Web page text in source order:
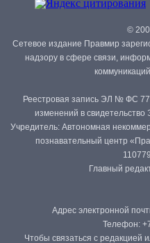
©
Сетевое издание Правмир
надзору в сфере связи,
Реестровая запись ЭЛ № ФС 77
изменений в
Учредитель: Автономная
познавательный центр
Главный
Адрес электронной
Телефон:
Чтобы связаться с редакцией